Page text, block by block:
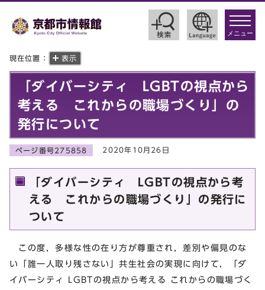
toggle
メニュー
現在位置： 表示
「ダイバーシティ LGBTの視点から
考える これからの職場づくり」の
発行について
ページ番号275858 2020年10月26日
「ダイバーシティ LGBTの視点から考
える これからの職場づくり」の発行に
ついて
この度，多様な性の在り方が尊重され，差別や偏見のな
い「誰一人取り残さない」共生社会の実現に向けて，「ダ
イバーシティ LGBTの視点から考える これからの職場づく